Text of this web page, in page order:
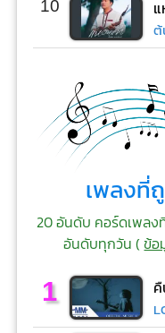
10
ต้
เพลงที่
20 อันดับ คอร์ดเพลง
อันดับทุกวัน (ข้อ
1